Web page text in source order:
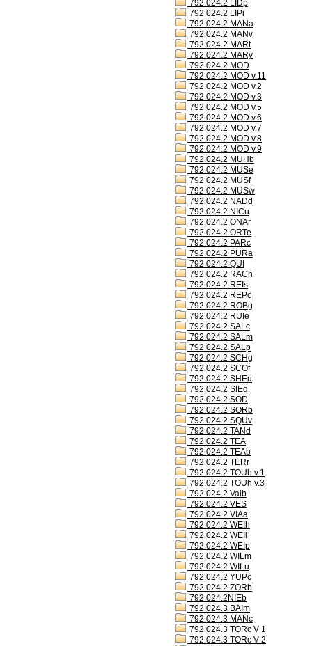
792.024.2 LIDp
792.024.2 LIPi
792.024.2 MANa
792.024.2 MANv
792.024.2 MARt
792.024.2 MARy
792.024.2 MOD
792.024.2 MOD v.11
792.024.2 MOD v.2
792.024.2 MOD v.3
792.024.2 MOD v.5
792.024.2 MOD v.6
792.024.2 MOD v.7
792.024.2 MOD v.8
792.024.2 MOD v.9
792.024.2 MUHb
792.024.2 MUSe
792.024.2 MUSf
792.024.2 MUSw
792.024.2 NADd
792.024.2 NICu
792.024.2 ONAr
792.024.2 ORTe
792.024.2 PARc
792.024.2 PURa
792.024.2 QUI
792.024.2 RACh
792.024.2 REIs
792.024.2 REPc
792.024.2 ROBg
792.024.2 RUIe
792.024.2 SALc
792.024.2 SALm
792.024.2 SALp
792.024.2 SCHg
792.024.2 SCOf
792.024.2 SHEu
792.024.2 SIEd
792.024.2 SOD
792.024.2 SORb
792.024.2 SQUv
792.024.2 TANd
792.024.2 TEA
792.024.2 TEAb
792.024.2 TERr
792.024.2 TOUh v.1
792.024.2 TOUh v.3
792.024.2 Vaib
792.024.2 VES
792.024.2 VIAa
792.024.2 WEIh
792.024.2 WEIi
792.024.2 WEIp
792.024.2 WILm
792.024.2 WILu
792.024.2 YUPc
792.024.2 ZORb
792.024.2NIEb
792.024.3 BAIm
792.024.3 MANc
792.024.3 TORc V 1
792.024.3 TORc V 2